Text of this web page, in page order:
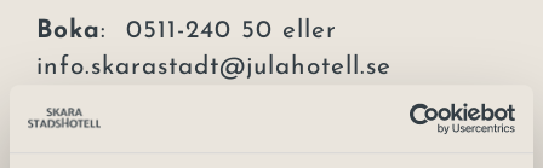
Boka: 0511-240 50 eller
info.skarastadt@julahotell.se